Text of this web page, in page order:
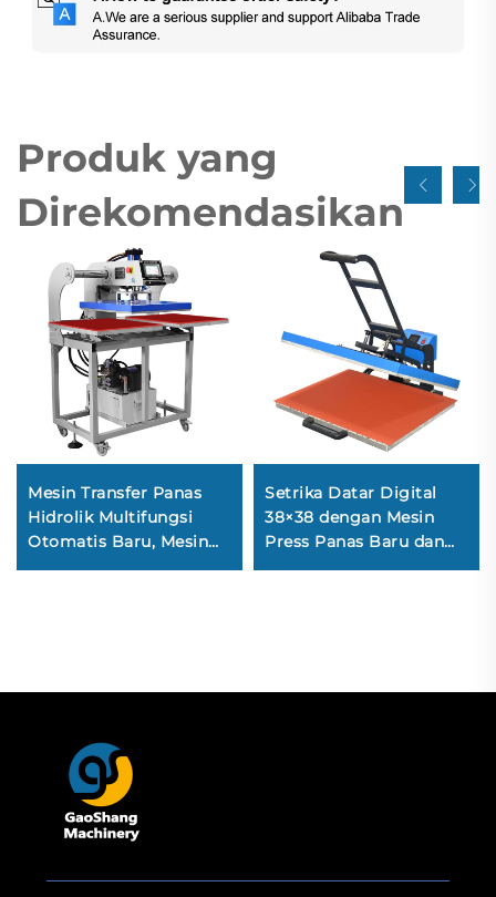
Produk yang
Direkomendasikan
Mesin Transfer Panas
Hidrolik Multifungsi
Otomatis Baru, Mesin
Press Panas untuk Kaos
Setrika Datar Digital
38×38 dengan Mesin
Press Panas Baru dan
Peralatan Transfer